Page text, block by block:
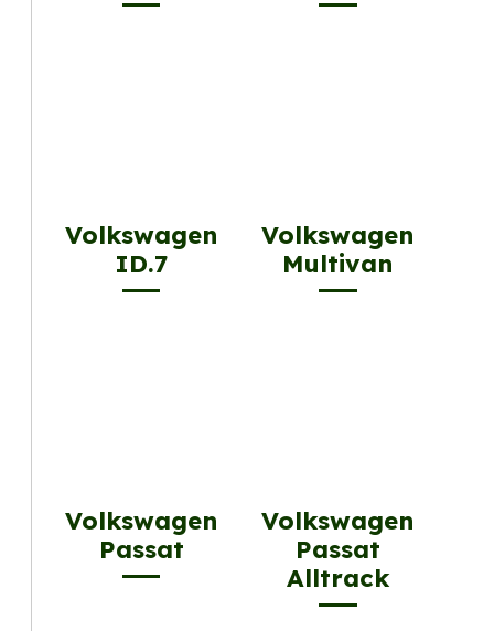
Volkswagen
ID.7
Volkswagen
Multivan
Volkswagen
Passat
Volkswagen
Passat
Alltrack